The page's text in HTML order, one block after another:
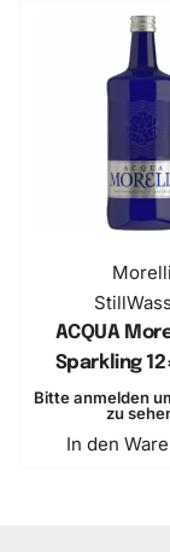
Morelli
Still
ACQUA
Sparkling
Bitte anmelden
zu
In den